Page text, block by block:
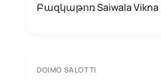
Բազկաթոռ Saiwala Vikna
DOIMO SALOTTI